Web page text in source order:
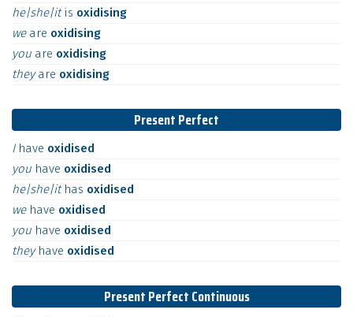
he|she|itis oxidising
we are oxidising
you are oxidising
theyare oxidising
Present Perfect
I have oxidised
you have oxidised
he|she|it has oxidised
we have oxidised
you have oxidised
they have oxidised
Present Perfect Continuous